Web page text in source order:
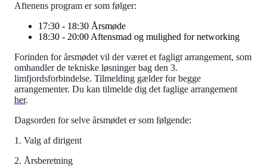
Aftenens program er som følger:
17:30 - 18:30 Årsmøde
18:30 - 20:00 Aftensmad og mulighed for networking
Forinden for årsmødet vil der været et fagligt arrangement, som
omhandler de tekniske løsninger bag den 3.
limfjordsforbindelse. Tilmelding gælder for begge
arrangementer. Du kan tilmelde dig det faglige arrangement
her.
Dagsorden for selve årsmødet er som følgende:
1. Valg af dirigent
2. Årsberetning